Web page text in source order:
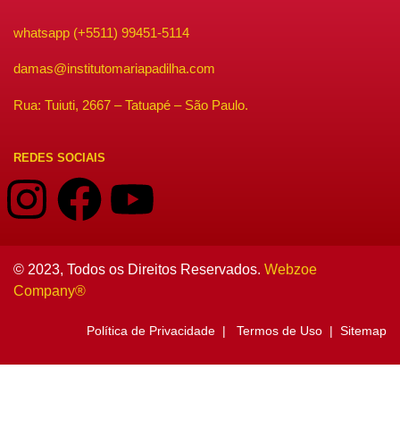
whatsapp (+5511) 99451-5114
damas@institutomariapadilha.com
Rua: Tuiuti, 2667 – Tatuapé – São Paulo.
REDES SOCIAIS
© 2023, Todos os Direitos Reservados. Webzoe
Company®️
Política de Privacidade | Termos de Uso | Sitemap